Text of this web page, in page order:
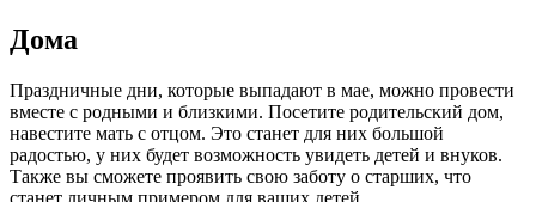
Дома
Праздничные дни, которые выпадают в мае, можно провести
вместе с родными и близкими. Посетите родительский дом,
навестите мать с отцом. Это станет для них большой
радостью, у них будет возможность увидеть детей и внуков.
Также вы сможете проявить свою заботу о старших, что
станет личным примером для ваших детей.